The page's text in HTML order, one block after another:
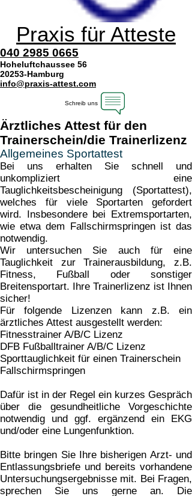
Praxis für Atteste
040 2985 0665
Hoheluftchaussee 56
20253-Hamburg
info@praxis-attest.com
Schreib uns
Ärztliches Attest für den
Trainerschein/die Trainerlizenz
Allgemeines Sportattest
​Bei uns erhalten Sie schnell und
unkompliziert eine
Tauglichkeitsbescheinigung (Sportattest),
welches für viele Sportarten gefordert
wird. Insbesondere bei Extremsportarten,
wie etwa dem Fallschirmspringen ist das
notwendig.
Wir untersuchen Sie auch für eine
Tauglichkeit zur Trainerausbildung, z.B.
Fitness, Fußball oder sonstiger
Breitensportart. Ihre Trainerlizenz ist Ihnen
sicher!
Für folgende Lizenzen kann z.B. ein
ärztliches Attest ausgestellt werden:
Fitnesstrainer A/B/C Lizenz
DFB Fußballtrainer A/B/C Lizenz
Sporttauglichkeit für einen Trainerschein
Fallschirmspringen
Dafür ist in der Regel ein kurzes Gespräch
über die gesundheitliche Vorgeschichte
notwendig und ggf. ergänzend ein EKG
und/oder eine Lungenfunktion.
Bitte bringen Sie Ihre bisherigen Arzt- und
Entlassungsbriefe und bereits vorhandene
Untersuchungsergebnisse mit. Bei Fragen,
sprechen Sie uns gerne an. Die